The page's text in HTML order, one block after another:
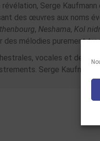
Serge Kaufmann
des œuvres aux noms
, Neshama, Kol
des mélodies purement
vocales et de
Serge Kaufmann